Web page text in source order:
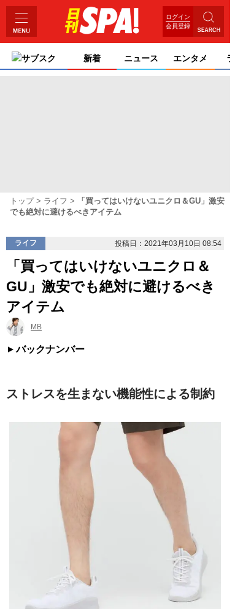
ログイン
会員登録
サブスク 新着 ニュース エンタメ ライ
トップ ライフ
「買ってはいけないユニクロ＆GU」激安
でも絶対に避けるべきアイテム
ライフ 投稿日：2021年03月10日 08:54
「買ってはいけないユニクロ＆
GU」激安でも絶対に避けるべき
アイテム
MB
バックナンバー
ストレスを生まない機能性による制約